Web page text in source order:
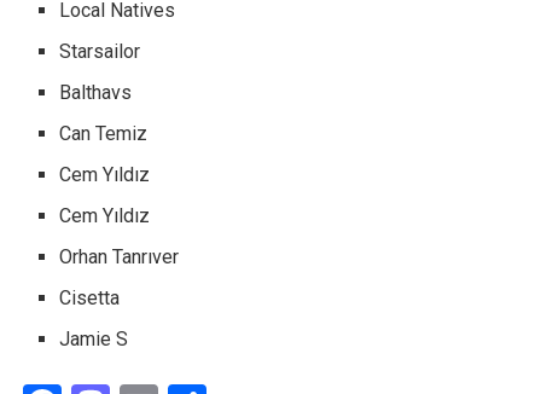
Local Natives
Starsailor
Balthavs
Can Temiz
Cem Yıldız
Cem Yıldız
Orhan Tanrıver
Cisetta
Jamie S